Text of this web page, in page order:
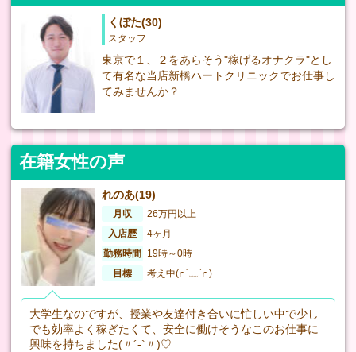
くぼた(30)
スタッフ
東京で１、２をあらそう"稼げるオナクラ"とし
て有名な当店新橋ハートクリニックでお仕事し
てみませんか？
在籍女性の声
れのあ(19)
月収
26万円以上
入店歴
4ヶ月
勤務時間
19時～0時
目標
考え中(∩´﹏`∩)
大学生なのですが、授業や友達付き合いに忙しい中で少し
でも効率よく稼ぎたくて、安全に働けそうなこのお仕事に
興味を持ちました(〃´-`〃)♡